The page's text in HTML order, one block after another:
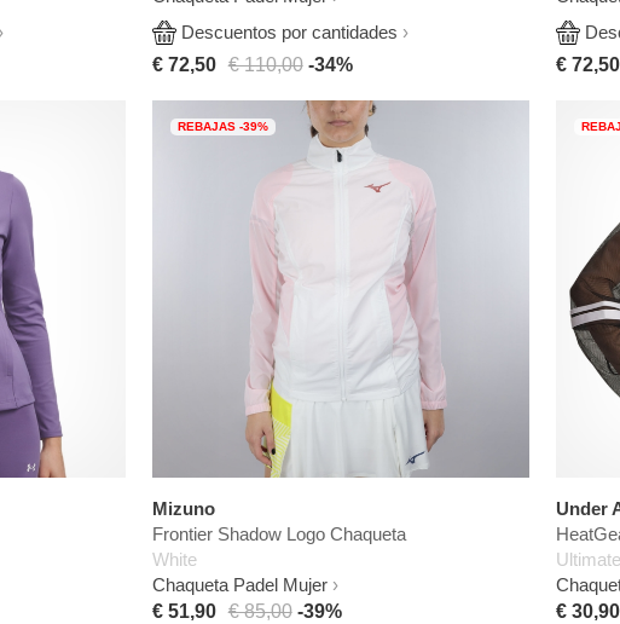
Descuentos por cantidades
€ 72,50 € 110,00-34%
€ 72,50
REBAJAS -39%
Mizuno
Frontier Shadow Logo Chaqueta
White
Chaqueta Padel Mujer
€ 51,90 € 85,00-39%
Under
€ 30,90